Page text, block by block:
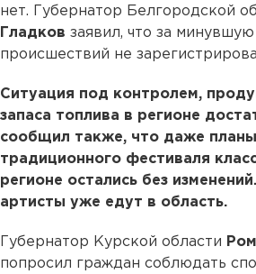
нет. Губернатор Белгородской
Гладков заявил, что за
происшествий не
Ситуация под контролем,
запаса топлива в регионе
сообщил также, что даже
традиционного фестиваля
регионе остались без
артисты уже едут в область.
Губернатор Курской области
попросил граждан соблюдать